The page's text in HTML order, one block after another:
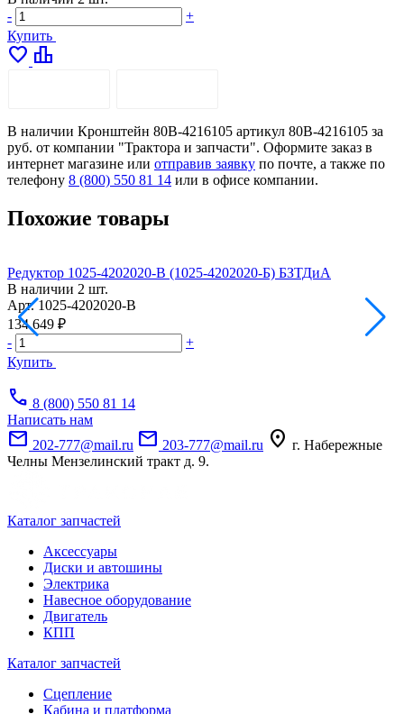
-
+
Купить
favorite leaderboard
В наличии Кронштейн 80В-4216105 артикул 80В-4216105 за
руб. от компании "Трактора и запчасти". Оформите заказ в
интернет магазине или отправив заявку по почте, а также по
телефону 8 (800) 550 81 14 или в офисе компании.
Похожие товары
Редуктор 1025-4202020-В (1025-4202020-Б) БЗТДиА
В наличии 2 шт.
Арт. 1025-4202020-В
134 649 ₽
-
+
Купить
call 8 (800) 550 81 14
Написать нам
mail 202-777@mail.ru mail 203-777@mail.ru location_on г. Набережные
Челны Мензелинский тракт д. 9.
Каталог запчастей
Аксессуары
Диски и автошины
Электрика
Навесное оборудование
Двигатель
КПП
Каталог запчастей
Сцепление
Кабина и платформа